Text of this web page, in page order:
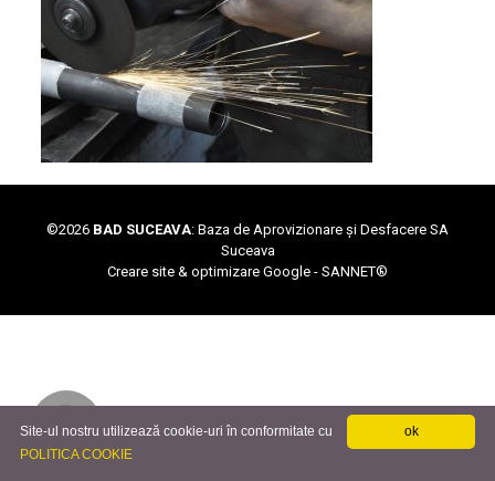
©2026 BAD SUCEAVA: Baza de Aprovizionare și Desfacere SA
Suceava
Creare site & optimizare Google - SANNET®
ok
Site-ul nostru utilizează cookie-uri în conformitate cu
POLITICA COOKIE